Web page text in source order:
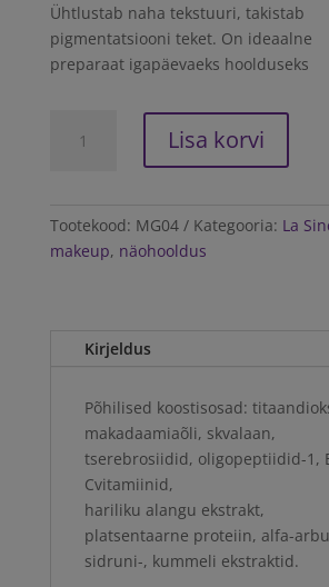
Ühtlustab naha tekstuuri, takistab
pigmentatsiooni teket. On ideaalne
preparaat igapäevaeks hoolduseks
Sincere
Cream
(kerge
jumestuskreem
kogus
Lisa korvi
Tootekood: MG04 Kategooria: La
makeup, näohooldus
Kirjeldus
Põhilised koostisosad:
makadaamiaõli, skvalaan,
tserebrosiidid, oligopeptiidid-1,
Cvitamiinid,
hariliku alangu ekstrakt,
platsentaarne proteiin, alfa-
sidruni-, kummeli ekstraktid.